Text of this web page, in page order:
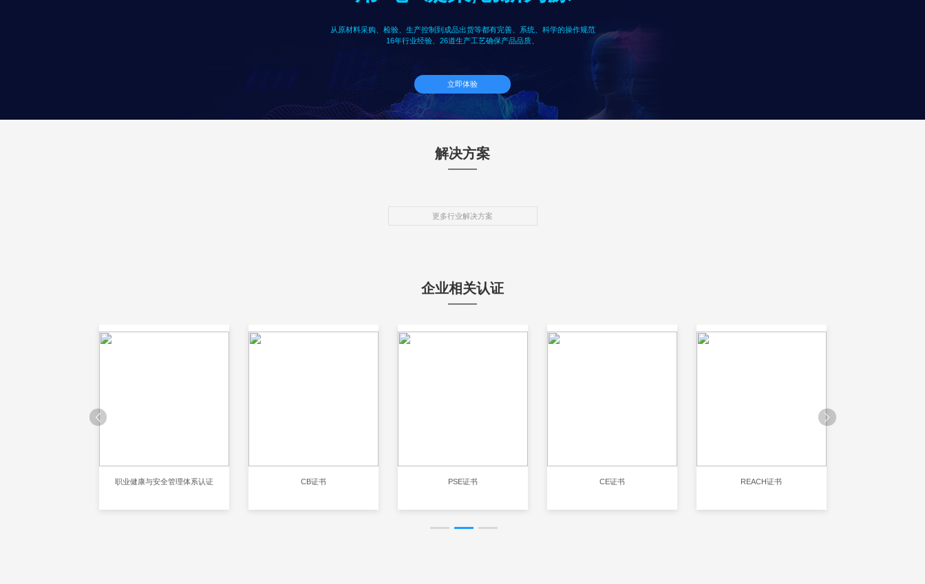
从原材料采购、检验、生产控制到成品出货等都有完善、系统、科学的操作规范
16年行业经验、26道生产工艺确保产品品质、
立即体验
解决方案
更多行业解决方案
企业相关认证
职业健康与安全管理体系认证 CB证书 PSE证书 CE证书 REACH证书